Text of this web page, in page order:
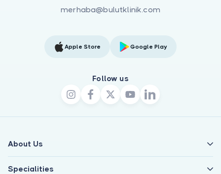
merhaba@bulutklinik.com
Apple Store Google Play
Follow us
About Us
Specialities